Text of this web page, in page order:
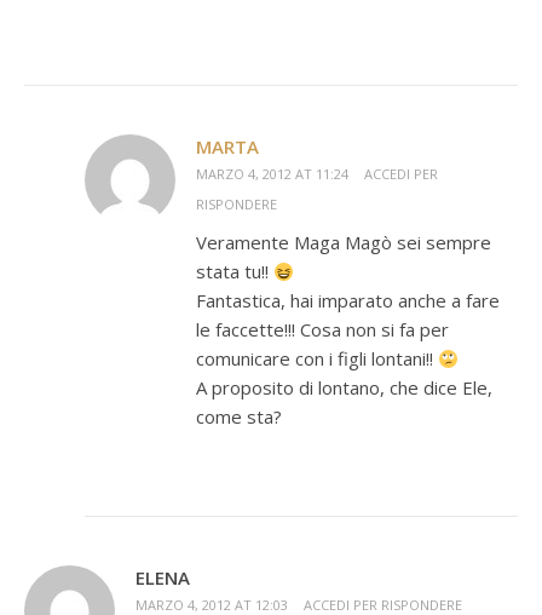
MARTA
MARZO 4, 2012 AT 11:24
ACCEDI PER
RISPONDERE
Veramente Maga Magò sei sempre
stata tu!!
Fantastica, hai imparato anche a fare
le faccette!!! Cosa non si fa per
comunicare con i figli lontani!!
A proposito di lontano, che dice Ele,
come sta?
ELENA
MARZO 4, 2012 AT 12:03 ACCEDI PER RISPONDERE